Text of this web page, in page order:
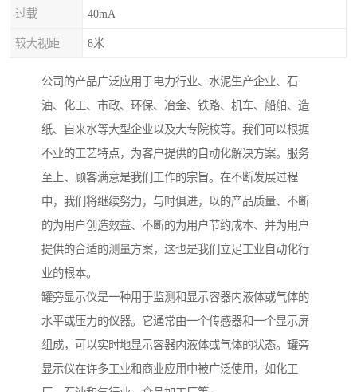
过载 40mA
较大视距 8米
公司的产品广泛应用于电力行业、水泥生产企业、石
油、化工、市政、环保、冶金、铁路、机车、船舶、造
纸、自来水等大型企业以及大专院校等。我们可以根据
不业的工艺特点，为客户提供的自动化解决方案。服务
至上、顾客满意是我们工作的宗旨。在不断发展过程
中，我们将继续努力，与时俱进，以的产品质量、不断
的为用户创造效益、不断的为用户节约成本、并为用户
提供的合适的测量方案，这也是我们立足工业自动化行
业的根本。
罐旁显示仪是一种用于监测和显示容器内液体或气体的
水平或压力的仪器。它通常由一个传感器和一个显示屏
组成，可以实时地显示容器内液体或气体的状态。罐旁
显示仪在许多工业和商业应用中被广泛使用，如化工